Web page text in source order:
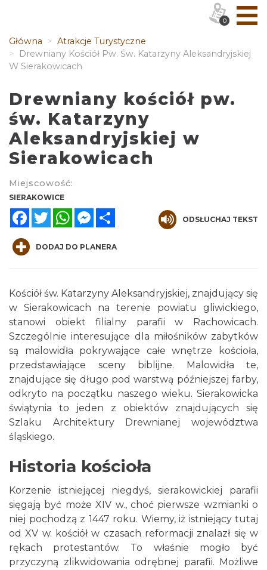
Główna
Atrakcje Turystyczne
Drewniany Kościół Pw. Św. Katarzyny Aleksandryjskiej
W Sierakowicach
Drewniany kościół pw.
św. Katarzyny
Aleksandryjskiej w
Sierakowicach
Miejscowość:
SIERAKOWICE
FacebookTwitterWhatsAppMessenger
ODSŁUCHAJ TEKST
DODAJ DO PLANERA
Kościół św. Katarzyny Aleksandryjskiej, znajdujący się
w Sierakowicach na terenie powiatu gliwickiego,
stanowi obiekt filialny parafii w Rachowicach.
Szczególnie interesujące dla miłośników zabytków
są malowidła pokrywające całe wnętrze kościoła,
przedstawiające sceny biblijne. Malowidła te,
znajdujące się długo pod warstwą późniejszej farby,
odkryto na początku naszego wieku. Sierakowicka
świątynia to jeden z obiektów znajdujących się
Szlaku Architektury Drewnianej województwa
śląskiego.
Historia kościoła
Korzenie istniejącej niegdyś, sierakowickiej parafii
sięgają być może XIV w., choć pierwsze wzmianki o
niej pochodzą z 1447 roku. Wiemy, iż istniejący tutaj
od XV w. kościół w czasach reformacji znalazł się w
rękach protestantów. To właśnie mogło być
przyczyną zlikwidowania odrębnej parafii. Możliwe
0